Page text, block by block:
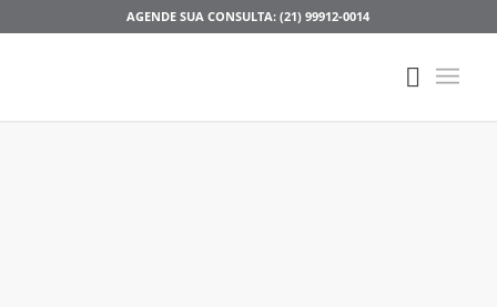
AGENDE SUA CONSULTA: (21) 99912-0014